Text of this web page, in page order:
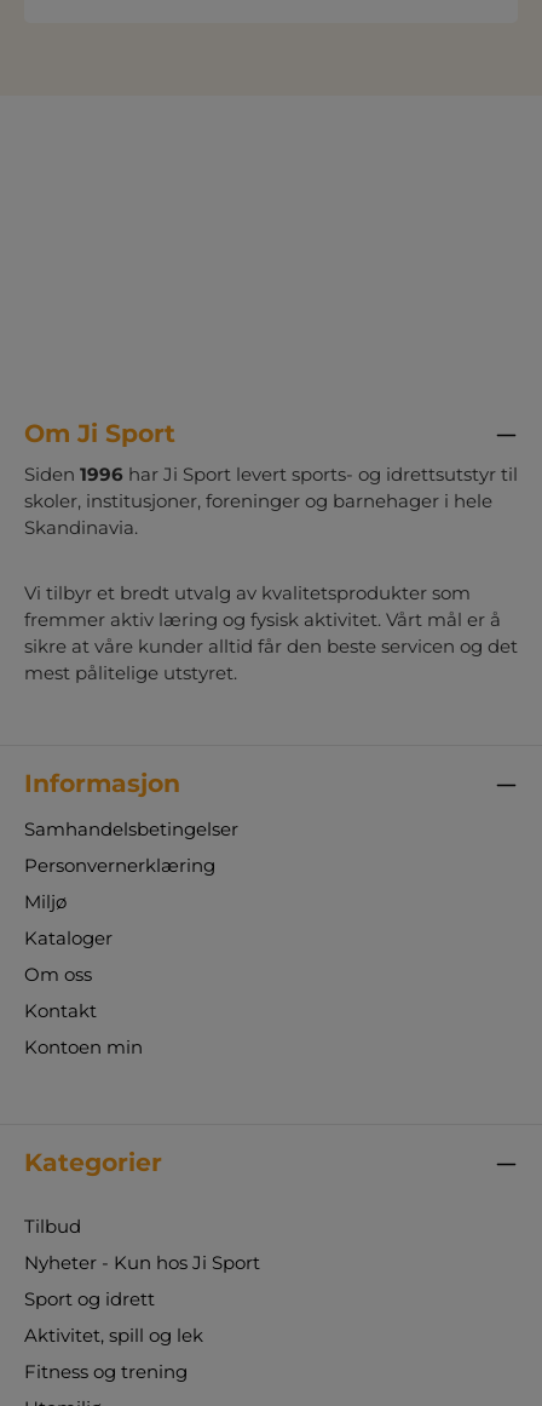
Om Ji Sport
Siden 1996 har Ji Sport levert sports- og idrettsutstyr til
skoler, institusjoner, foreninger og barnehager i hele
Skandinavia.
Vi tilbyr et bredt utvalg av kvalitetsprodukter som
fremmer aktiv læring og fysisk aktivitet. Vårt mål er å
sikre at våre kunder alltid får den beste servicen og det
mest pålitelige utstyret.
Informasjon
Samhandelsbetingelser
Personvernerklæring
Miljø
Kataloger
Om oss
Kontakt
Kontoen min
Kategorier
Tilbud
Nyheter - Kun hos Ji Sport
Sport og idrett
Aktivitet, spill og lek
Fitness og trening